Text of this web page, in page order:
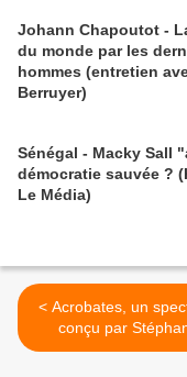
Johann Chapoutot -
du monde par les
hommes (entretien
Berruyer)
Sénégal - Macky Sall
démocratie sauvée ?
Le Média)
< Acrobates, un spectacle
conçu par
Ricordel et le